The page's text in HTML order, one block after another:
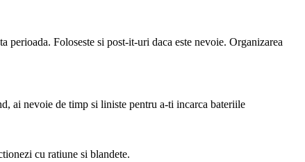
Foloseste si post-it-uri daca este nevoie. Organizarea
ai nevoie de timp si liniste pentru a-ti incarca bateriile
cu ratiune si blandete.